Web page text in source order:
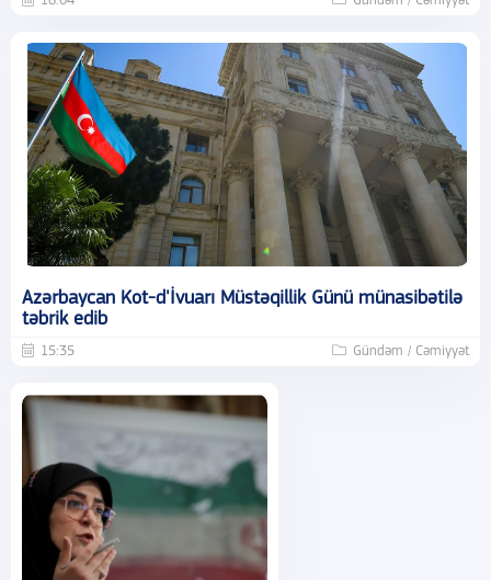
Azərbaycan Kot-d'İvuarı Müstəqillik Günü münasibətilə
təbrik edib
15:35 Gündəm / Cəmiyyət